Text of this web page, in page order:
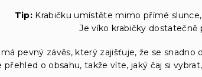
Tip:Krabičku umístěte mimo přímé slunce,
Je víko krabičky dostatečně
pevný závěs, který zajišťuje, že se snadno
přehled o obsahu, takže víte, jaký čaj si